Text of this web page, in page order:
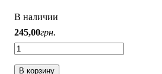
В наличии
245,00грн.
В корзину